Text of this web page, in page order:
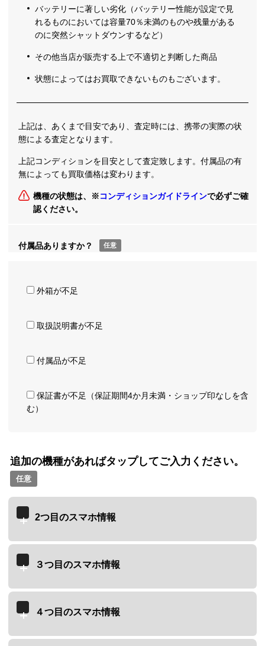
バッテリーに著しい劣化（バッテリー性能が設定で見
れるものにおいては容量70％未満のものや残量がある
のに突然シャットダウンするなど）
その他当店が販売する上で不適切と判断した商品
状態によってはお買取できないものもございます。
上記は、あくまで目安であり、査定時には、携帯の実際の状
態による査定となります。
上記コンディションを目安として査定致します。付属品の有
無によっても買取価格は変わります。
機種の状態は、※コンディションガイドラインで必ずご確
認ください。
付属品ありますか？ 任意
外箱が不足
取扱説明書が不足
付属品が不足
保証書が不足（保証期間4か月未満・ショップ印なしを含
む）
追加の機種があればタップしてご入力ください。
任意
2つ目のスマホ情報
３つ目のスマホ情報
４つ目のスマホ情報